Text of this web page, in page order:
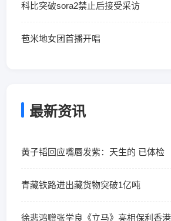
科比突破sora2禁止后接受采访
苞米地女团首播开唱
最新资讯
黄子韬回应嘴唇发紫：天生的 已体检
青藏铁路进出藏货物突破1亿吨
徐悲鸿赠张学良《立马》亮相保利香